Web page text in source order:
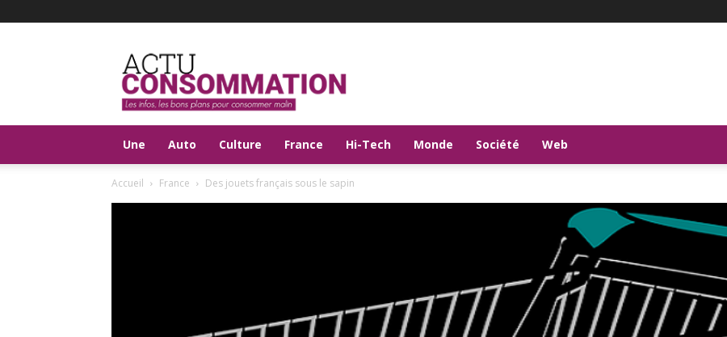
Actu
Consommation
Une Auto Culture France Hi-Tech Monde Société Web
Accueil France Des jouets français sous le sapin